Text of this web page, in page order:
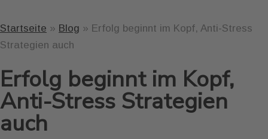
Startseite » Blog » Erfolg beginnt im Kopf, Anti-Stress
Strategien auch
Erfolg beginnt im Kopf,
Anti-Stress Strategien
auch